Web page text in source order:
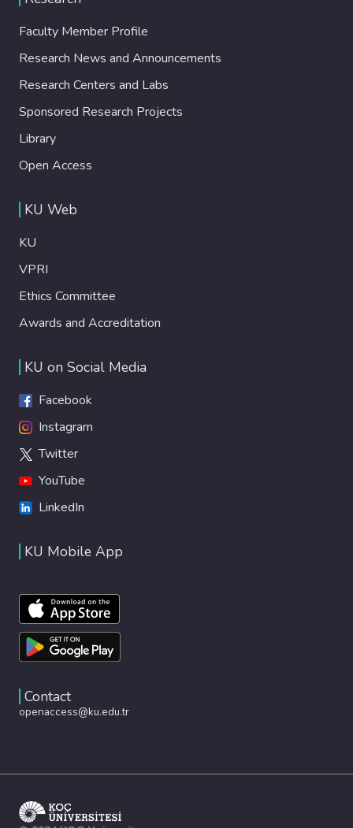
Faculty Member Profile
Research News and Announcements
Research Centers and Labs
Sponsored Research Projects
Library
Open Access
KU Web
KU
VPRI
Ethics Committee
Awards and Accreditation
KU on Social Media
Facebook
Instagram
Twitter
YouTube
LinkedIn
KU Mobile App
Contact
openaccess@ku.edu.tr